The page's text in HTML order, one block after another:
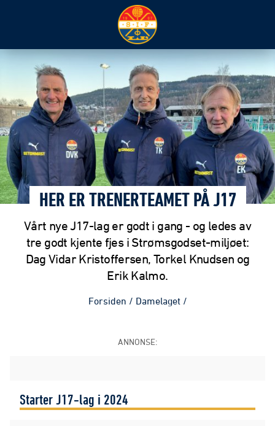
HER ER TRENERTEAMET PÅ J17
Vårt nye J17-lag er godt i gang - og ledes av
tre godt kjente fjes i Strømsgodset-miljøet:
Dag Vidar Kristoffersen, Torkel Knudsen og
Erik Kalmo.
Forsiden / Damelaget /
ANNONSE:
Starter J17-lag i 2024